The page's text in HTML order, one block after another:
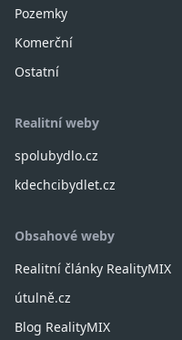
Pozemky
Komerční
Ostatní
Realitní weby
spolubydlo.cz
kdechcibydlet.cz
Obsahové weby
Realitní články RealityMIX
útulně.cz
Blog RealityMIX